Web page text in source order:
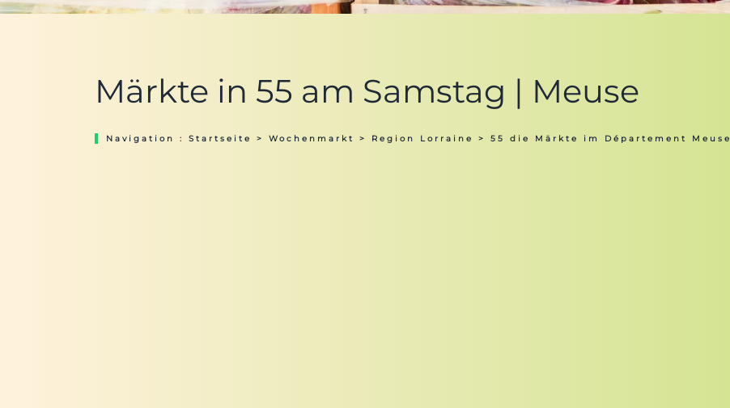
Märkte in 55 am Samstag | Meuse
Navigation : Startseite > Wochenmarkt > Region Lorraine > 55 die Märkte im Département Meuse